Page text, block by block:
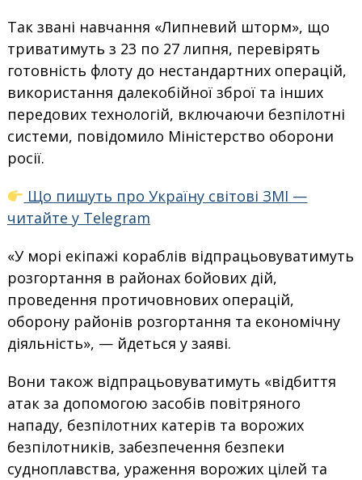
Так звані навчання «Липневий шторм», що
триватимуть з 23 по 27 липня, перевірять
готовність флоту до нестандартних операцій,
використання далекобійної зброї та інших
передових технологій, включаючи безпілотні
системи, повідомило Міністерство оборони
росії.
Що пишуть про Україну світові ЗМІ —
читайте у Telegram
«У морі екіпажі кораблів відпрацьовуватимуть
розгортання в районах бойових дій,
проведення протичовнових операцій,
оборону районів розгортання та економічну
діяльність», — йдеться у заяві.
Вони також відпрацьовуватимуть «відбиття
атак за допомогою засобів повітряного
нападу, безпілотних катерів та ворожих
безпілотників, забезпечення безпеки
судноплавства, ураження ворожих цілей та